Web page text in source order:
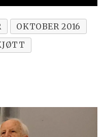
OKTOBER 2016